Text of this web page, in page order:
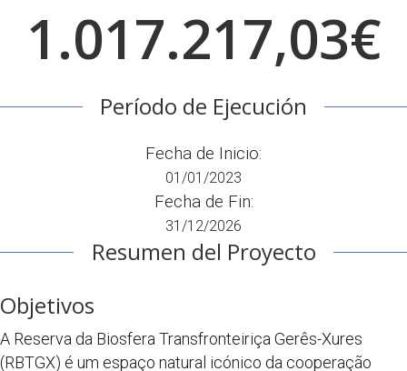
1.017.217,03€
Período de Ejecución
Fecha de Inicio:
01/01/2023
Fecha de Fin:
31/12/2026
Resumen del Proyecto
Objetivos
A Reserva da Biosfera Transfronteiriça Gerês-Xures
(RBTGX) é um espaço natural icónico da cooperação